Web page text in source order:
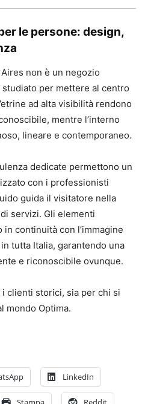
le persone: design,
non è un negozio
per mettere al centro
ad alta visibilità rendono
mentre l’interno
lineare e contemporaneo.
dedicate permettono un
con i professionisti
guida il visitatore nella
servizi. Gli elementi
continuità con l’immagine
tutta Italia, garantendo una
e riconoscibile ovunque.
clienti storici, sia per chi si
mondo Optima.
LinkedIn